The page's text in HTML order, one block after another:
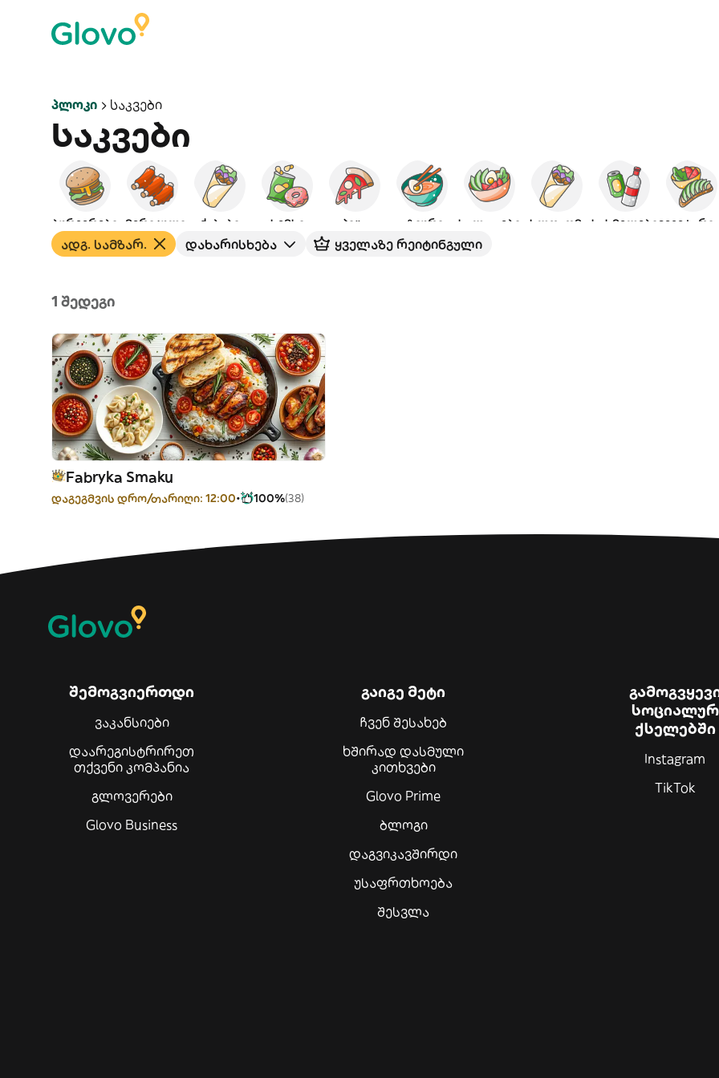
Პლოკი Საკვები
Საკვები
ბურგერები ამერიკული ქაბაბი ხემსი პიცა აზიური სალათები სასმელები
ადგ. სამზარ. დახარისხება ყველაზე რეიტინგული
1 შედეგი
Fabryka Smaku
დაგეგმვის დრო/თარიღი: 12:00 100%(38)
შემოგვიერთდი
ვაკანსიები
დაარეგისტრირეთ
თქვენი კომპანია
გლოვერები
Glovo Business
გაიგე მეტი
ჩვენ შესახებ
ხშირად დასმული
კითხვები
Glovo Prime
ბლოგი
დაგვიკავშირდი
უსაფრთხოება
შესვლა
სოციალურ
ქსელებში
Instagram
TikTok